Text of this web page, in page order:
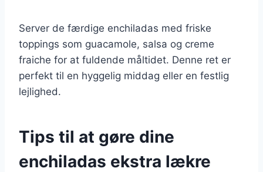
Server de færdige enchiladas med friske
toppings som guacamole, salsa og creme
fraiche for at fuldende måltidet. Denne ret er
perfekt til en hyggelig middag eller en festlig
lejlighed.
Tips til at gøre dine
enchiladas ekstra lækre